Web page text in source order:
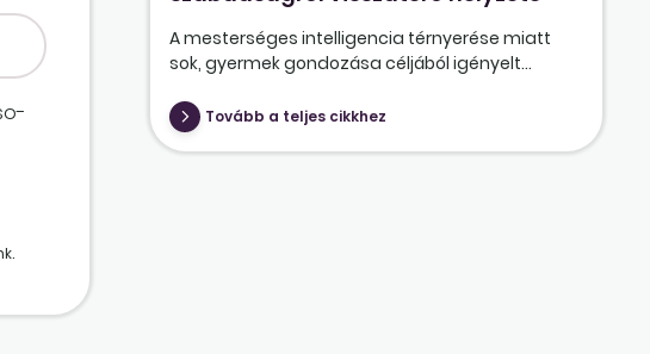
A mesterséges intelligencia térnyerése miatt
sok, gyermek gondozása céljából igényelt...
Tovább a teljes cikkhez